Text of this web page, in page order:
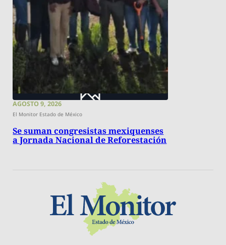
AGOSTO 9, 2026
El Monitor Estado de México
Se suman congresistas mexiquenses
a Jornada Nacional de Reforestación